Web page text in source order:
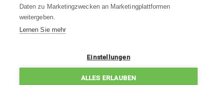
WIDERRUFSBELEHRUNG
DATENSCHUTZERKLÄRUNG
Daten zu Marketingzwecken an Marketingplattformen
weitergeben.
Lernen Sie mehr
Einstellungen
ALLES ERLAUBEN